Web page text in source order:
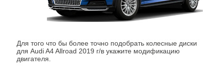
Для того что бы более точно подобрать колесные диски
для Audi A4 Allroad 2019 г/в укажите модификацию
двигателя.